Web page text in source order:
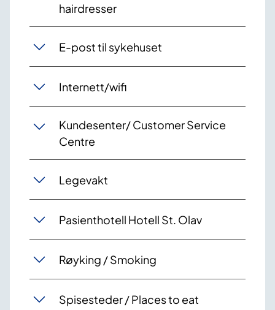
hairdresser
E-post til sykehuset
Internett/wifi
Kundesenter/ Customer Service
Centre
Legevakt
Pasienthotell Hotell St. Olav
Røyking / Smoking
Spisesteder / Places to eat